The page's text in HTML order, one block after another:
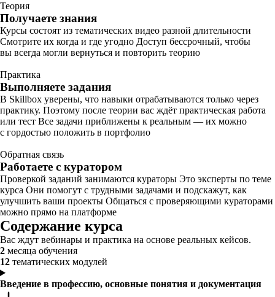
Теория
Получаете знания
Курсы состоят из тематических видео разной длительности
Смотрите их когда и где угодно Доступ бессрочный, чтобы
вы всегда могли вернуться и повторить теорию
Практика
Выполняете задания
В Skillbox уверены, что навыки отрабатываются только через
практику. Поэтому после теории вас ждёт практическая работа
или тест Все задачи приближены к реальным — их можно
с гордостью положить в портфолио
Обратная связь
Работаете с куратором
Проверкой заданий занимаются кураторы Это эксперты по теме
курса Они помогут с трудными задачами и подскажут, как
улучшить ваши проекты Общаться с проверяющими кураторами
можно прямо на платформе
Содержание курса
Вас ждут вебинары и практика на основе реальных кейсов.
2 месяца обучения
12 тематических модулей
Введение в профессию, основные понятия и документация